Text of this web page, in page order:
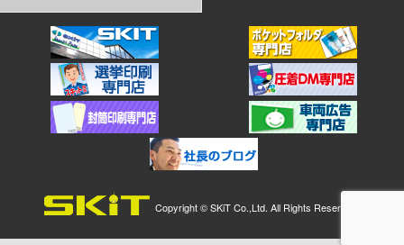
Copyright ©SKiT Co.,Ltd. All Rights Reserved.